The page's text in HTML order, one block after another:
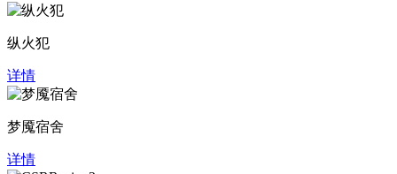
纵火犯
详情
梦魇宿舍
详情